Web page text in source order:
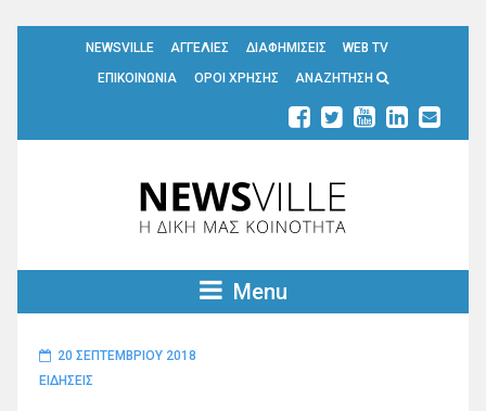
NEWSVILLE ΑΓΓΕΛΙΕΣ ΔΙΑΦΗΜΙΣΕΙΣ
WEB TV
ΕΠΙΚΟΙΝΩΝΙΑ
ΟΡΟΙ ΧΡΗΣΗΣ ΑΝΑΖΗΤΗΣΗ
Menu
20 ΣΕΠΤΕΜΒΡΊΟΥ 2018
ΕΙΔΗΣΕΙΣ